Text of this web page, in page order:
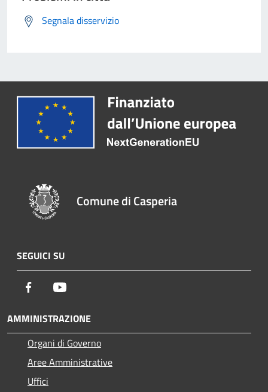
Segnala disservizio
Comune di Casperia
SEGUICI SU
Facebook
AMMINISTRAZIONE
Organi di Governo
Aree Amministrative
Uffici